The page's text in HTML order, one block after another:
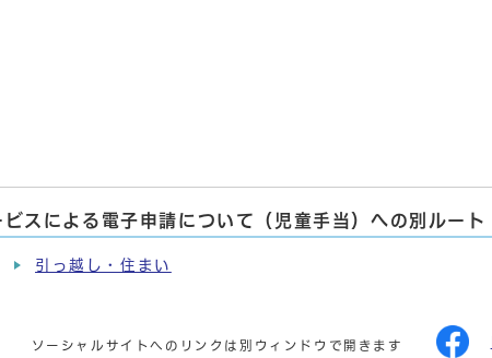
スによる電子申請について（児童手当）への別ルート
引っ越し・住まい
ソーシャルサイトへのリンクは別ウィンドウで開きます